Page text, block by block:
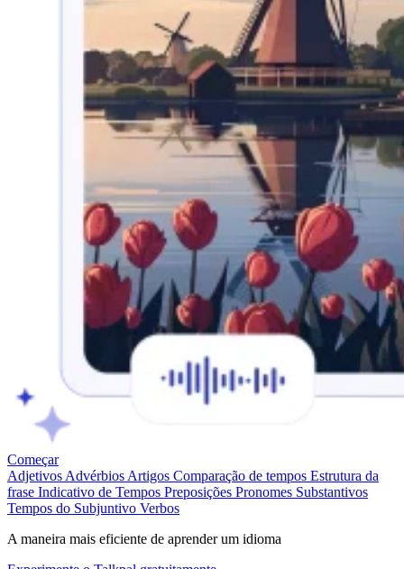
Começar
Adjetivos Advérbios Artigos Comparação de tempos Estrutura da
frase Indicativo de Tempos Preposições Pronomes Substantivos
Tempos do Subjuntivo Verbos
A maneira mais eficiente de aprender um idioma